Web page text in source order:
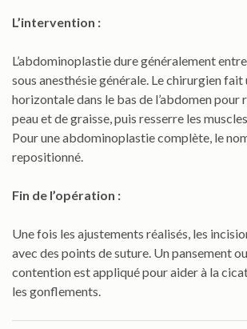
L’intervention :
L’abdominoplastie dure généralement entre
sous anesthésie générale. Le chirurgien fait
horizontale dans le bas de l’abdomen pour
peau et de graisse, puis resserre les
Pour une abdominoplastie complète, le
repositionné.
Fin de l’opération :
Une fois les ajustements réalisés, les
avec des points de suture. Un pansement
contention est appliqué pour aider à la
les gonflements.